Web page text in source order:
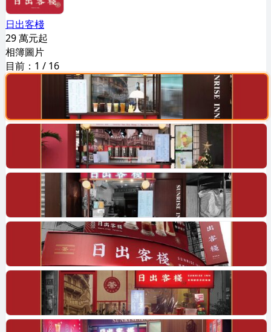
日出客棧
29 萬元起
相簿圖片
目前： 1 / 16